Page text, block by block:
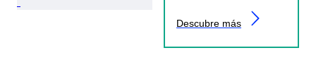
Descubre más